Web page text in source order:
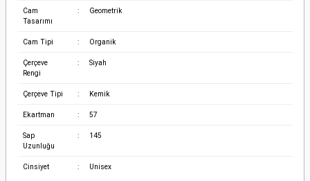
Cam
Tasarımı
: Geometrik
Cam Tipi : Organik
Çerçeve
Rengi
: Siyah
Çerçeve Tipi : Kemik
Ekartman : 57
Sap
Uzunluğu
: 145
Cinsiyet : Unisex